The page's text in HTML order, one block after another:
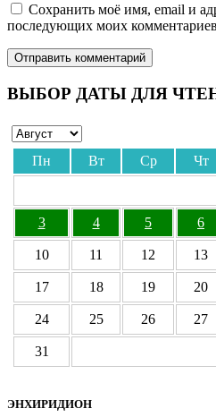
Сохранить моё имя, email и
последующих моих
ВЫБОР ДАТЫ ДЛЯ
Пн Вт Ср Чт
3 4 5 6
10 11 12 13
17 18 19 20
24 25 26 27
31
ЭНХИРИДИОН